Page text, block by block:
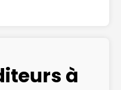
à